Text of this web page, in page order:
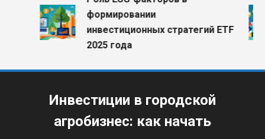
формировании
инвестиционных стратегий ETF
2025 года
Инвестиции в городской
агробизнес: как начать